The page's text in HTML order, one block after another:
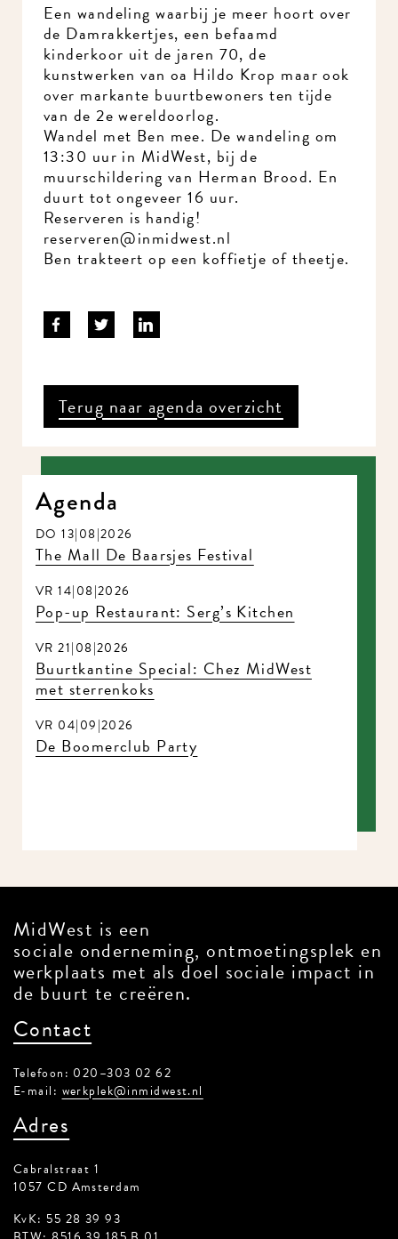
Een wandeling waarbij je meer hoort over
de Damrakkertjes, een befaamd
kinderkoor uit de jaren 70, de
kunstwerken van oa Hildo Krop maar ook
over markante buurtbewoners ten tijde
van de 2e wereldoorlog.
Wandel met Ben mee. De wandeling om
13:30 uur in MidWest, bij de
muurschildering van Herman Brood. En
duurt tot ongeveer 16 uur.
Reserveren is handig!
reserveren@inmidwest.nl
Ben trakteert op een koffietje of theetje.
Terug naar agenda overzicht
Agenda
DO 13|08|2026
The Mall De Baarsjes Festival
VR 14|08|2026
Pop-up Restaurant: Serg’s Kitchen
VR 21|08|2026
Buurtkantine Special: Chez MidWest
met sterrenkoks
VR 04|09|2026
De Boomerclub Party
MidWest is een
sociale onderneming, ontmoetingsplek en
werkplaats met als doel sociale impact in
de buurt te creëren.
Contact
Telefoon: 020–303 02 62
E-mail: werkplek@inmidwest.nl
Adres
Cabralstraat 1
1057 CD Amsterdam
KvK: 55 28 39 93